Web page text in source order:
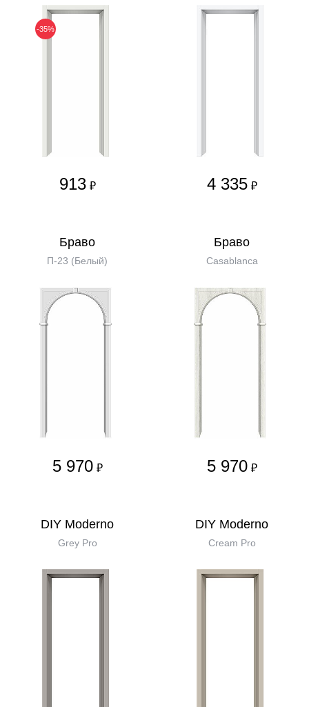
-35%
913 ₽ 4 335 ₽
Бравo
П-23 (Белый)
5 970 ₽
Бравo
Casablanca
5 970 ₽
DIY Moderno
Grey Pro
DIY Moderno
Cream Pro